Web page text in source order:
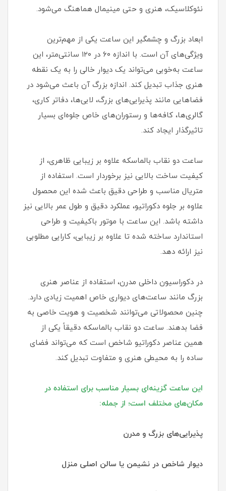
نئوکلاسیک، هنری و حتی مینیمال هماهنگ می‌شود.
ابعاد بزرگ و چشمگیر این ساعت یکی از مهم‌ترین
ویژگی‌های آن است. با اندازه ۶۰ در ۱۲۰ سانتی‌متر، این
ساعت به‌خوبی می‌تواند یک دیوار خالی را به یک نقطه
هنری جذاب تبدیل کند. اندازه بزرگ آن باعث می‌شود در
فضاهایی مانند پذیرایی‌های بزرگ، لابی‌ها، دفاتر کاری،
گالری‌ها، کافه‌ها و رستوران‌های خاص جلوه‌ای بسیار
تاثیرگذار ایجاد کند.
ساعت دو نقاب بالماسکه علاوه بر زیبایی ظاهری، از
کیفیت ساخت بالایی نیز برخوردار است. استفاده از
متریال مناسب و طراحی دقیق باعث شده این محصول
علاوه بر جلوه دکوراتیو، عملکرد دقیق و طول عمر بالایی نیز
داشته باشد. این ساعت با موتور باکیفیت و طراحی
استاندارد ساخته شده تا علاوه بر زیبایی، کارایی مطلوبی
نیز ارائه دهد.
در دکوراسیون داخلی مدرن، استفاده از عناصر هنری
بزرگ مانند ساعت‌های دیواری خاص اهمیت زیادی دارد.
چنین محصولاتی می‌توانند شخصیت و هویت خاصی به
فضا بدهند. ساعت دو نقاب بالماسکه دقیقاً یکی از
همین عناصر دکوراتیو شاخص است که می‌تواند فضای
ساده را به محیطی هنری و متفاوت تبدیل کند.
این ساعت گزینه‌ای بسیار مناسب برای استفاده در
مکان‌های مختلف است؛ از جمله:
پذیرایی‌های بزرگ و مدرن
دیوار شاخص در نشیمن یا سالن اصلی منزل